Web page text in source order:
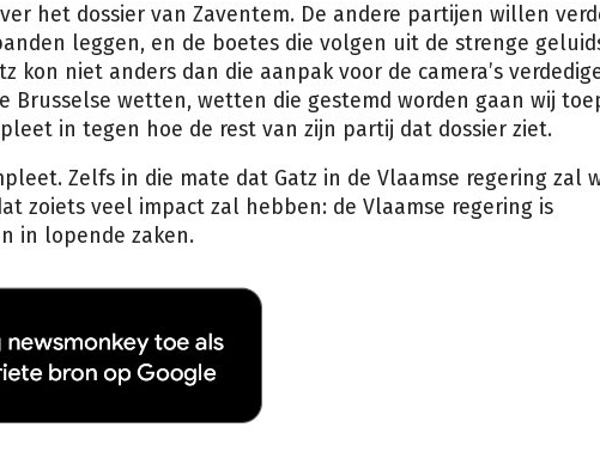
het dossier van Zaventem. De andere partijen willen
leggen, en de boetes die volgen uit de strenge
kon niet anders dan die aanpak voor de camera’s
Brusselse wetten, wetten die gestemd worden gaan wij
in tegen hoe de rest van zijn partij dat dossier ziet.
Zelfs in die mate dat Gatz in de Vlaamse regering zal
zoiets veel impact zal hebben: de Vlaamse regering is
in lopende zaken.